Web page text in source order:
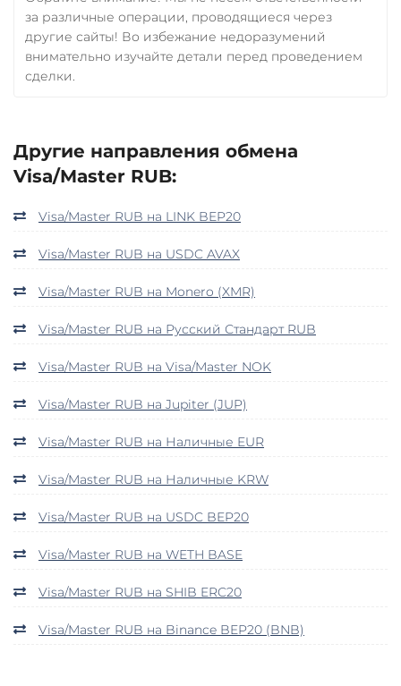
за различные операции, проводящиеся через
другие сайты! Во избежание недоразумений
внимательно изучайте детали перед проведением
сделки.
Другие направления обмена
Visa/Master RUB:
Visa/Master RUB на LINK BEP20
Visa/Master RUB на USDC AVAX
Visa/Master RUB на Monero (XMR)
Visa/Master RUB на Русский Стандарт RUB
Visa/Master RUB на Visa/Master NOK
Visa/Master RUB на Jupiter (JUP)
Visa/Master RUB на Наличные EUR
Visa/Master RUB на Наличные KRW
Visa/Master RUB на USDC BEP20
Visa/Master RUB на WETH BASE
Visa/Master RUB на SHIB ERC20
Visa/Master RUB на Binance BEP20 (BNB)